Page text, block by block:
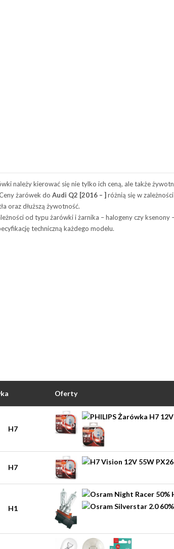
należy kierować się nie tylko ich ceną, ale także
żarówek do Audi Q2 [2016 – ] różnią się w
oraz dłuższą żywotność.
od typu żarówki i żarnika – halogeny czy ksenony
techniczną każdego modelu.
Oferty
H7
H7
H1